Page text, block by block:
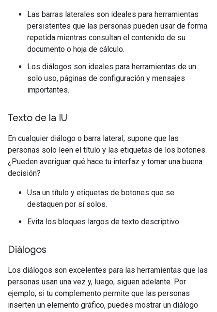
Las barras laterales son ideales para herramientas
persistentes que las personas pueden usar de forma
repetida mientras consultan el contenido de su
documento o hoja de cálculo.
Los diálogos son ideales para herramientas de un
solo uso, páginas de configuración y mensajes
importantes.
Texto de la IU
En cualquier diálogo o barra lateral, supone que las
personas solo leen el título y las etiquetas de los botones.
¿Pueden averiguar qué hace tu interfaz y tomar una buena
decisión?
Usa un título y etiquetas de botones que se
destaquen por sí solos.
Evita los bloques largos de texto descriptivo.
Diálogos
Los diálogos son excelentes para las herramientas que las
personas usan una vez y, luego, siguen adelante. Por
ejemplo, si tu complemento permite que las personas
inserten un elemento gráfico, puedes mostrar un diálogo